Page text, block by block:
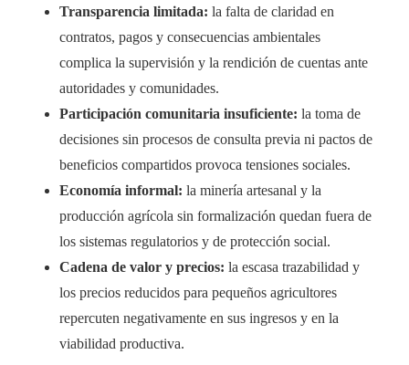
Transparencia limitada: la falta de claridad en
contratos, pagos y consecuencias ambientales
complica la supervisión y la rendición de cuentas ante
autoridades y comunidades.
Participación comunitaria insuficiente: la toma de
decisiones sin procesos de consulta previa ni pactos de
beneficios compartidos provoca tensiones sociales.
Economía informal: la minería artesanal y la
producción agrícola sin formalización quedan fuera de
los sistemas regulatorios y de protección social.
Cadena de valor y precios: la escasa trazabilidad y
los precios reducidos para pequeños agricultores
repercuten negativamente en sus ingresos y en la
viabilidad productiva.